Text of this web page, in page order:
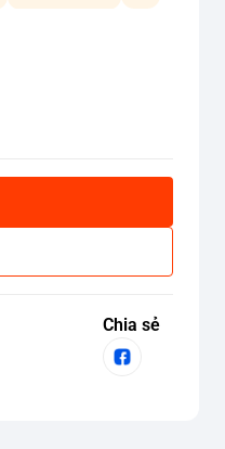
Chia sẻ